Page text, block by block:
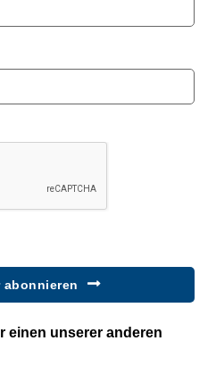
abonnieren
einen unserer anderen